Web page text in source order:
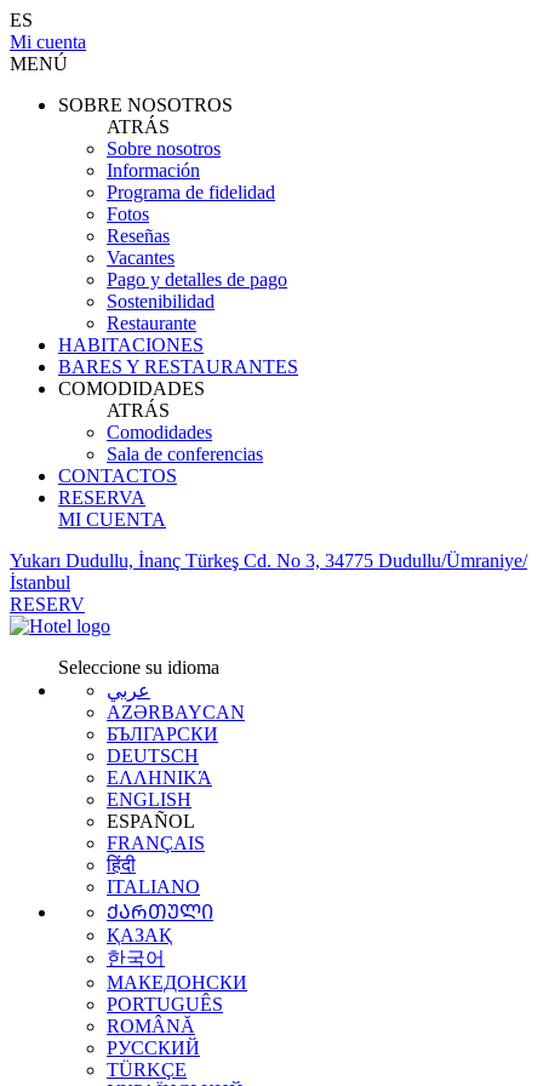
ES
Mi cuenta
MENÚ
SOBRE NOSOTROS
ATRÁS
Sobre nosotros
Información
Programa de fidelidad
Fotos
Reseñas
Vacantes
Pago y detalles de pago
Sostenibilidad
Restaurante
HABITACIONES
BARES Y RESTAURANTES
COMODIDADES
ATRÁS
Comodidades
Sala de conferencias
CONTACTOS
RESERVA
MI CUENTA
Yukarı Dudullu, İnanç Türkeş Cd. No 3, 34775 Dudullu/Ümraniye/
İstanbul
RESERV
Seleccione su idioma
عربي
AZƏRBAYCAN
БЪЛГАРСКИ
DEUTSCH
ΕΛΛΗΝΙΚΆ
ENGLISH
ESPAÑOL
FRANÇAIS
हिंदी
ITALIANO
ᲥᲐᲠᲗᲣᲚᲘ
ҚАЗАҚ
한국어
МАКЕДОНСКИ
PORTUGUÊS
ROMÂNĂ
РУССКИЙ
TÜRKÇE